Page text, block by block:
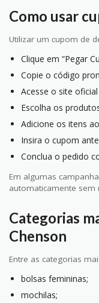
Como usar
Utilizar um cupom de
Clique em “Pegar
Copie o código
Acesse o site
Escolha os
Adicione os itens
Insira o cupom
Conclua o pedido
Em algumas
automaticamente sem
Categorias
Chenson
Entre as categorias
bolsas femininas;
mochilas;